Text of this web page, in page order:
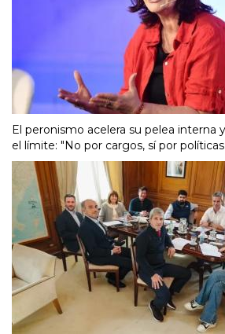
El peronismo acelera su pelea interna
el límite: "No por cargos, sí por